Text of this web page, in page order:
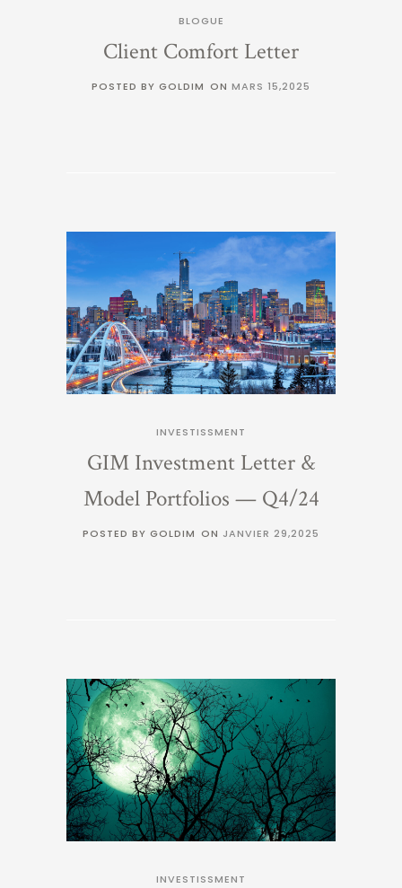
BLOGUE
Client Comfort Letter
POSTED BY GOLDIM ON MARS 15,2025
INVESTISSMENT
GIM Investment Letter &
Model Portfolios — Q4/24
POSTED BY GOLDIM ON JANVIER 29,2025
INVESTISSMENT